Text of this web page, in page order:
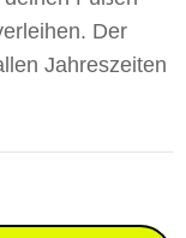
Der
Jahreszeiten